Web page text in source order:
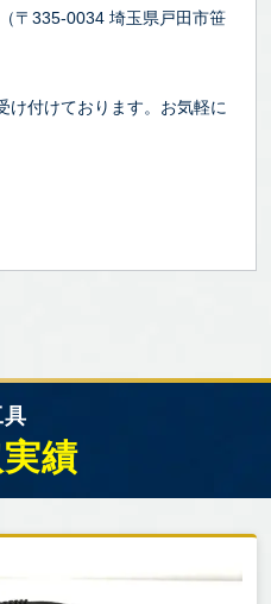
〒335-0034 埼玉県戸田市笹
け付けております。お気軽に
具
績